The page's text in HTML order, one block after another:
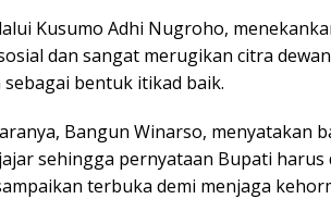
Kusumo Adhi Nugroho,
dan sangat merugikan citra
bentuk itikad baik.
Bangun Winarso, menyatakan
sehingga pernyataan Bupati harus
terbuka demi menjaga